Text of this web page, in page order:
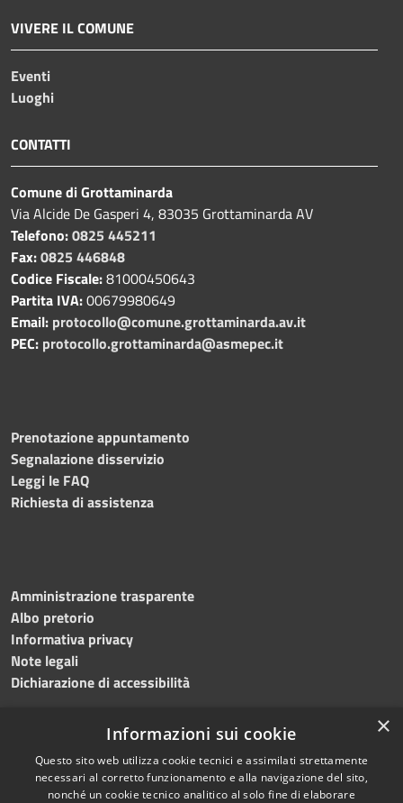
VIVERE IL COMUNE
Eventi
Luoghi
CONTATTI
Comune di Grottaminarda
Via Alcide De Gasperi 4, 83035 Grottaminarda AV
Telefono:0825 445211
Fax:0825 446848
Codice Fiscale:81000450643
Partita IVA:00679980649
Email: protocollo@comune.grottaminarda.av.it
PEC: protocollo.grottaminarda@asmepec.it
Prenotazione appuntamento
Segnalazione disservizio
Leggi le FAQ
Richiesta di assistenza
Amministrazione trasparente
Albo pretorio
Informativa privacy
Note legali
Dichiarazione di accessibilità
RSS
Accessibilità
Copyright © 2024 •
Comune diGrottaminarda
×
Informazioni sui cookie
Questo sito web utilizza cookie tecnici e assimilati strettamente
necessari al corretto funzionamento e alla navigazione del sito,
nonché un cookie tecnico analitico al solo fine di elaborare